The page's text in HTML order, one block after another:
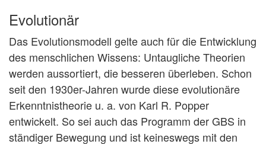
Evolutionär
Das Evolutionsmodell gelte auch für die Entwicklung
des menschlichen Wissens: Untaugliche Theorien
werden aussortiert, die besseren überleben. Schon
seit den 1930er-Jahren wurde diese evolutionäre
Erkenntnistheorie u. a. von Karl R. Popper
entwickelt. So sei auch das Programm der GBS in
ständiger Bewegung und ist keineswegs mit den